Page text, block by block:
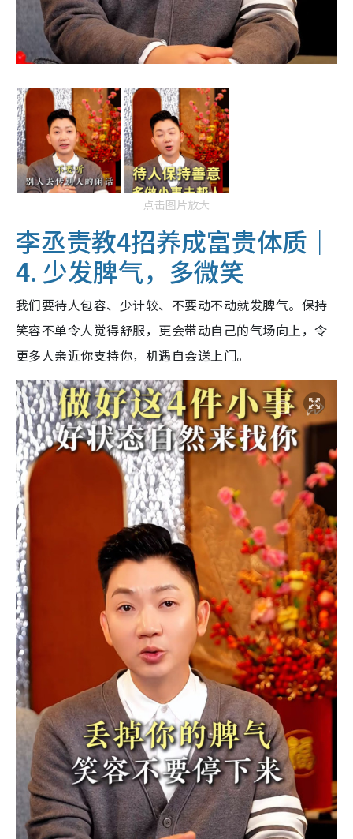
点击图片放大
李丞责教4招养成富贵体质｜
4. 少发脾气，多微笑
我们要待人包容、少计较、不要动不动就发脾气。保持
笑容不单令人觉得舒服，更会带动自己的气场向上，令
更多人亲近你支持你，机遇自会送上门。